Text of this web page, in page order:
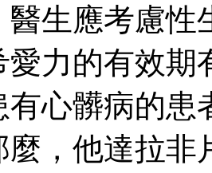
醫生應考慮性
愛力的有效期
有心髒病的患
麼，他達拉